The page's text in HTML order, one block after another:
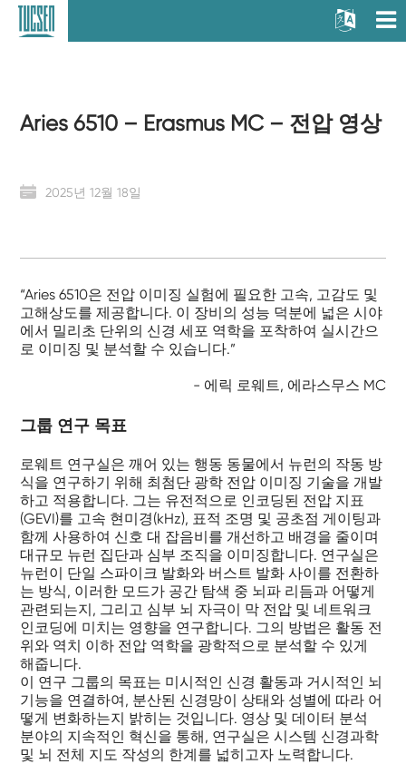
Aries 6510 – Erasmus MC – 전압 영상
2025년 12월 18일
“Aries 6510은 전압 이미징 실험에 필요한 고속, 고감도 및
고해상도를 제공합니다. 이 장비의 성능 덕분에 넓은 시야
에서 밀리초 단위의 신경 세포 역학을 포착하여 실시간으
로 이미징 및 분석할 수 있습니다.”
- 에릭 로웨트, 에라스무스 MC
그룹 연구 목표
로웨트 연구실은 깨어 있는 행동 동물에서 뉴런의 작동 방
식을 연구하기 위해 최첨단 광학 전압 이미징 기술을 개발
하고 적용합니다. 그는 유전적으로 인코딩된 전압 지표
(GEVI)를 고속 현미경(kHz), 표적 조명 및 공초점 게이팅과
함께 사용하여 신호 대 잡음비를 개선하고 배경을 줄이며
대규모 뉴런 집단과 심부 조직을 이미징합니다. 연구실은
뉴런이 단일 스파이크 발화와 버스트 발화 사이를 전환하
는 방식, 이러한 모드가 공간 탐색 중 뇌파 리듬과 어떻게
관련되는지, 그리고 심부 뇌 자극이 막 전압 및 네트워크
인코딩에 미치는 영향을 연구합니다. 그의 방법은 활동 전
위와 역치 이하 전압 역학을 광학적으로 분석할 수 있게
해줍니다.
이 연구 그룹의 목표는 미시적인 신경 활동과 거시적인 뇌
기능을 연결하여, 분산된 신경망이 상태와 성별에 따라 어
떻게 변화하는지 밝히는 것입니다. 영상 및 데이터 분석
분야의 지속적인 혁신을 통해, 연구실은 시스템 신경과학
및 뇌 전체 지도 작성의 한계를 넓히고자 노력합니다.